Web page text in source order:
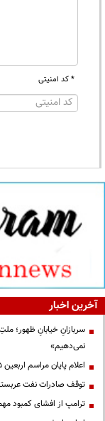
* کد امنیتی
آخرین اخبار
سربازانِ خیابانِ ظهور؛
نمی‌دهیم»
اعلام پایان مراسم اربعین ۱۴۰۵
توقف صادرات نفت
ترامپ از افشای کمبود